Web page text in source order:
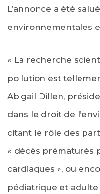
L’annonce a été
environnementales
« La recherche
pollution est
Abigail Dillen,
dans le droit de
citant le rôle des
« décès prématurés
cardiaques », ou
pédiatrique et adulte